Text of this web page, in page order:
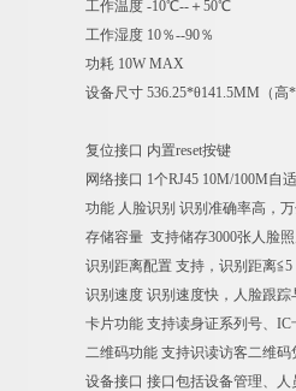
工作温度 -10℃--＋50℃
工作湿度 10％--90％
功耗 10W MAX
设备尺寸 536.25*θ141.5MM（高
复位接口 内置reset按键
网络接口 1个RJ45 10M/100M自
功能 人脸识别 识别准确率高，
存储容量 支持储存3000张人脸
识别距离配置 支持，识别距离≦5
识别速度 识别速度快，人脸跟踪
卡片功能 支持读身证系列号、IC
二维码功能 支持识读访客二维码
设备接口 接口包括设备管理、